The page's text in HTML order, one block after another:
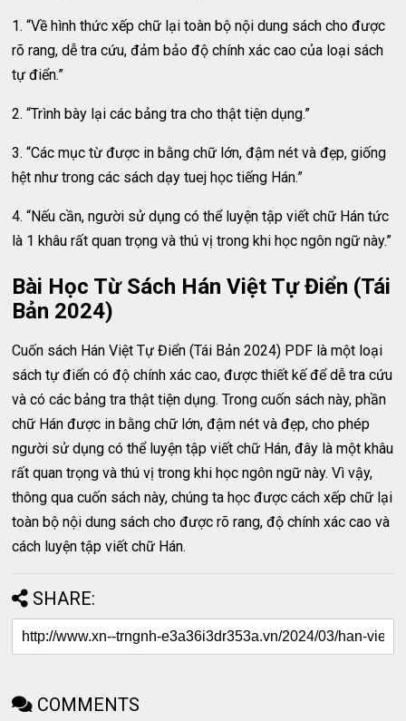
1. “Về hình thức xếp chữ lại toàn bộ nội dung sách cho được
rõ rang, dễ tra cứu, đảm bảo độ chính xác cao của loại sách
tự điển.”
2. “Trình bày lại các bảng tra cho thật tiện dụng.”
3. “Các mục từ được in bằng chữ lớn, đậm nét và đẹp, giống
hệt như trong các sách dạy tuej học tiếng Hán.”
4. “Nếu cần, người sử dụng có thể luyện tập viết chữ Hán tức
là 1 khâu rất quan trọng và thú vị trong khi học ngôn ngữ này.”
Bài Học Từ Sách Hán Việt Tự Điển (Tái
Bản 2024)
Cuốn sách Hán Việt Tự Điển (Tái Bản 2024) PDF là một loại
sách tự điển có độ chính xác cao, được thiết kế để dễ tra cứu
và có các bảng tra thật tiện dụng. Trong cuốn sách này, phần
chữ Hán được in bằng chữ lớn, đậm nét và đẹp, cho phép
người sử dụng có thể luyện tập viết chữ Hán, đây là một khâu
rất quan trọng và thú vị trong khi học ngôn ngữ này. Vì vậy,
thông qua cuốn sách này, chúng ta học được cách xếp chữ lại
toàn bộ nội dung sách cho được rõ rang, độ chính xác cao và
cách luyện tập viết chữ Hán.
SHARE:
COMMENTS